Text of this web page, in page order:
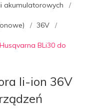
akumulatorowych
36V
BLi30 do
li-ion 36V